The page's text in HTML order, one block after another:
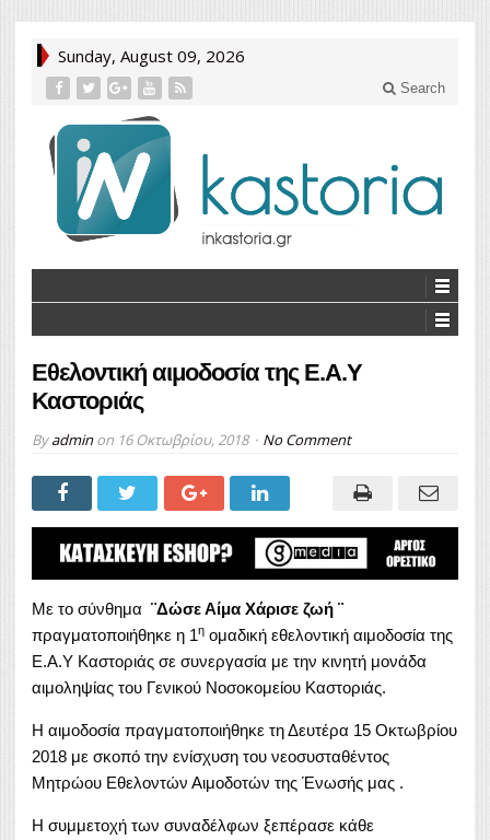
Sunday, August 09, 2026
Search
Εθελοντική αιμοδοσία της Ε.Α.Υ
Καστοριάς
Byadminon 16 Οκτωβρίου, 2018 No Comment
Με το σύνθημα ¨Δώσε Αίμα Χάρισε ζωή ¨
πραγματοποιήθηκε η 1η ομαδική εθελοντική αιμοδοσία της
Ε.Α.Υ Καστοριάς σε συνεργασία με την κινητή μονάδα
αιμοληψίας του Γενικού Νοσοκομείου Καστοριάς.
Η αιμοδοσία πραγματοποιήθηκε τη Δευτέρα 15 Οκτωβρίου
2018 με σκοπό την ενίσχυση του νεοσυσταθέντος
Μητρώου Εθελοντών Αιμοδοτών της Ένωσής μας .
Η συμμετοχή των συναδέλφων ξεπέρασε κάθε